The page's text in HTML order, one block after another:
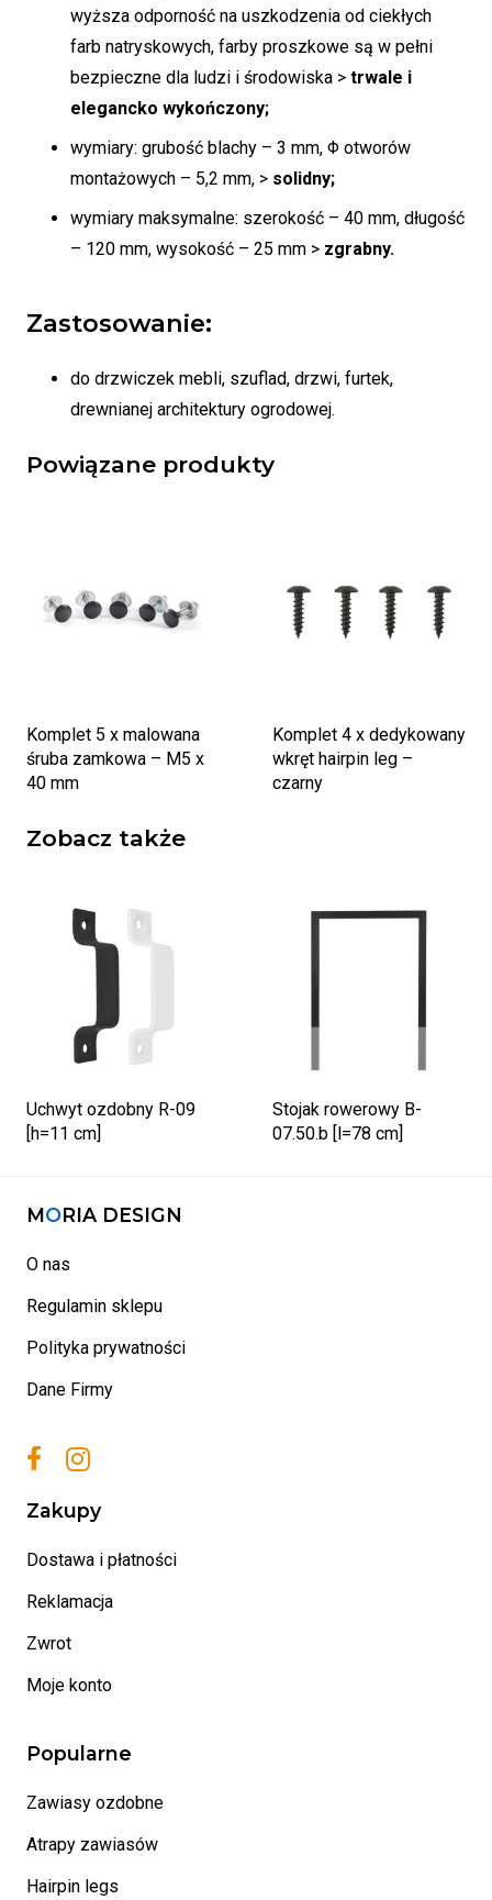
wyższa odporność na uszkodzenia od ciekłych
farb natryskowych, farby proszkowe są w pełni
bezpieczne dla ludzi i środowiska > trwale i
elegancko wykończony;
wymiary: grubość blachy – 3 mm, Φ otworów
montażowych – 5,2 mm, > solidny;
wymiary maksymalne: szerokość – 40 mm, długość
– 120 mm, wysokość – 25 mm > zgrabny.
Zastosowanie:
do drzwiczek mebli, szuflad, drzwi, furtek,
drewnianej architektury ogrodowej.
Powiązane produkty
Komplet 5 x malowana
śruba zamkowa – M5 x
40 mm
Komplet 4 x dedykowany
wkręt hairpin leg –
czarny
Zobacz także
Uchwyt ozdobny R-09
[h=11 cm]
Stojak rowerowy B-
07.50.b [l=78 cm]
MORIA DESIGN
O nas
Regulamin sklepu
Polityka prywatności
Dane Firmy
Zakupy
Dostawa i płatności
Reklamacja
Zwrot
Moje konto
Popularne
Zawiasy ozdobne
Atrapy zawiasów
Hairpin legs